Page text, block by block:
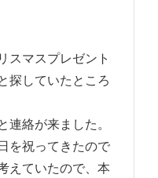
スマスプレゼント
探していたところ
連絡が来ました。
を祝ってきたので
えていたので、本